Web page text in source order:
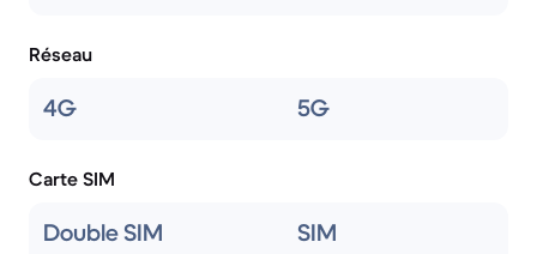
Réseau
4G 5G
Carte SIM
Double SIM
SIM